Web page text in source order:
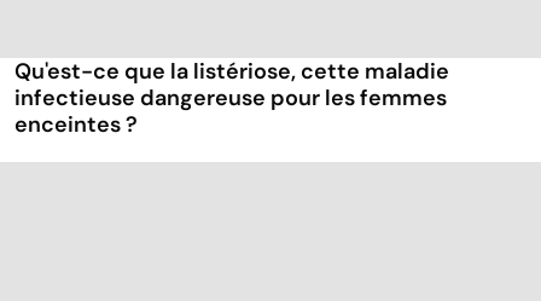
Qu'est-ce que la listériose, cette maladie
infectieuse dangereuse pour les femmes
enceintes ?